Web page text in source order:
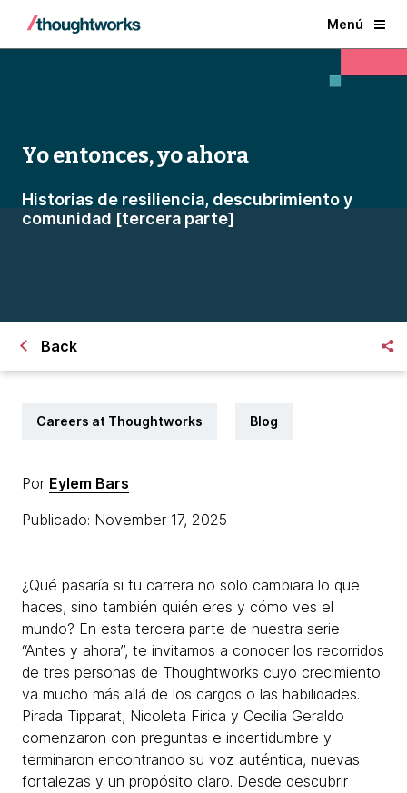
Menú
Yo entonces, yo ahora
Historias de resiliencia, descubrimiento y
comunidad [tercera parte]
Back
Careers at Thoughtworks Blog
Por Eylem Bars
Publicado: November 17, 2025
¿Qué pasaría si tu carrera no solo cambiara lo que
haces, sino también quién eres y cómo ves el
mundo? En esta tercera parte de nuestra serie
“Antes y ahora”, te invitamos a conocer los recorridos
de tres personas de Thoughtworks cuyo crecimiento
va mucho más allá de los cargos o las habilidades.
Pirada Tipparat, Nicoleta Firica y Cecilia Geraldo
comenzaron con preguntas e incertidumbre y
terminaron encontrando su voz auténtica, nuevas
fortalezas y un propósito claro. Desde descubrir